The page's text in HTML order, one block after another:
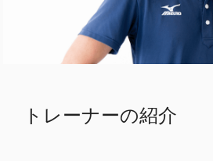
トレーナーの紹介